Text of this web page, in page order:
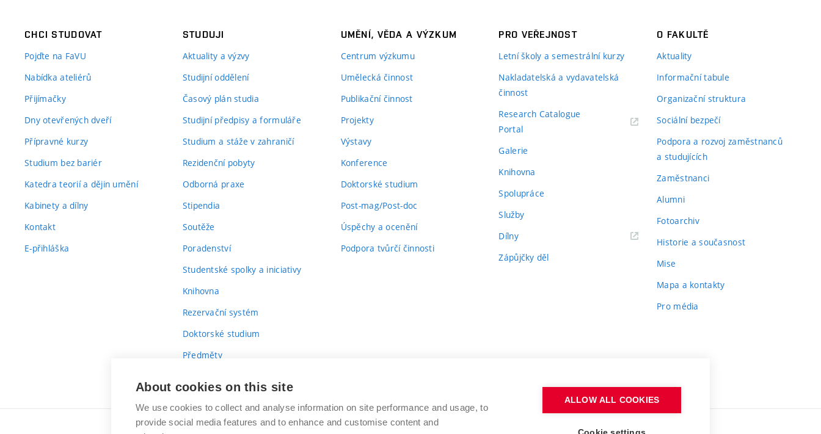
CHCI STUDOVAT
Pojďte na FaVU
Nabídka ateliérů
Přijímačky
Dny otevřených dveří
Přípravné kurzy
Studium bez bariér
Katedra teorií a dějin umění
Kabinety a dílny
Kontakt
E-přihláška
STUDUJI
Aktuality a výzvy
Studijní oddělení
Časový plán studia
Studijní předpisy a formuláře
Studium a stáže v zahraničí
Rezidenční pobyty
Odborná praxe
Stipendia
Soutěže
Poradenství
Studentské spolky a iniciativy
Knihovna
Rezervační systém
Doktorské studium
Předměty
UMĚNÍ, VĚDA A VÝZKUM
Centrum výzkumu
Umělecká činnost
Publikační činnost
Projekty
Výstavy
Konference
Doktorské studium
Post-mag/Post-doc
Úspěchy a ocenění
Podpora tvůrčí činnosti
PRO VEŘEJNOST
Letní školy a semestrální kurzy
Nakladatelská a vydavatelská
činnost
Research Catalogue
Portal
Galerie
Knihovna
Spolupráce
Služby
Dílny
Zápůjčky děl
O FAKULTĚ
Aktuality
Informační tabule
Organizační struktura
Sociální bezpečí
Podpora a rozvoj zaměstnanců
a studujících
Zaměstnanci
Alumni
Fotoarchiv
Historie a současnost
Mise
Mapa a kontakty
Pro média
About cookies on this site
We use cookies to collect and analyse information on site performance and usage, to
provide social media features and to enhance and customise content and
ALLOW ALL COOKIES